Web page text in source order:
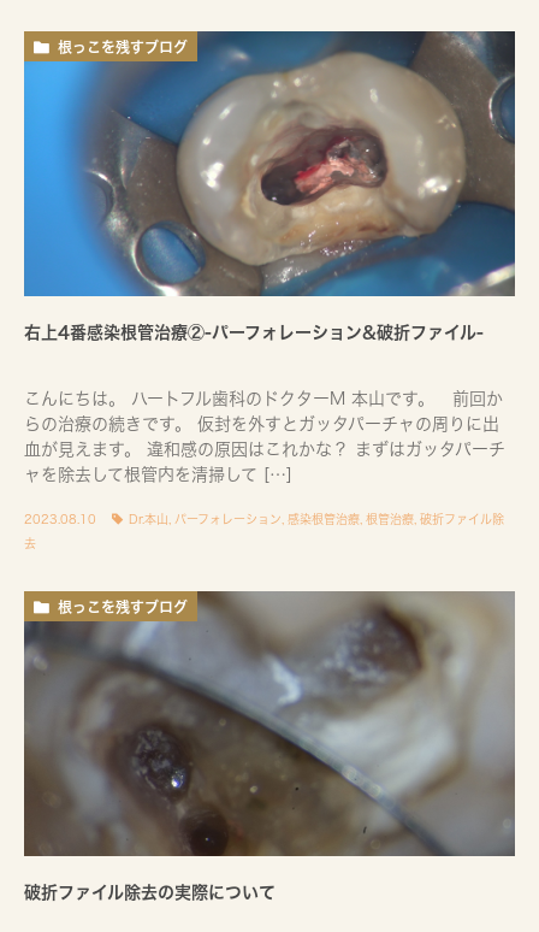
根っこを残すブログ
右上4番感染根管治療②-パーフォレーション&破折ファイル-
こんにちは。 ハートフル歯科のドクターM 本山です。 前回か
らの治療の続きです。 仮封を外すとガッタパーチャの周りに出
血が見えます。 違和感の原因はこれかな？ まずはガッタパーチ
ャを除去して根管内を清掃して […]
2023.08.10 Dr.本山 パーフォレーション 感染根管治療 根管治療 破折ファイル除
去
根っこを残すブログ
破折ファイル除去の実際について